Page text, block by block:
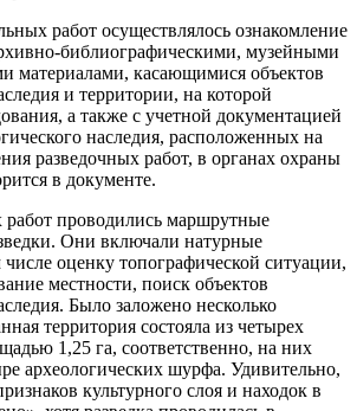
работ осуществлялось ознакомление
библиографическими, музейными
материалами, касающимися объектов
и территории, на которой
а также с учетной документацией
наследия, расположенных на
разведочных работ, в органах охраны
в документе.
проводились маршрутные
Они включали натурные
оценку топографической ситуации,
местности, поиск объектов
Было заложено несколько
территория состояла из четырех
1,25 га, соответственно, на них
археологических шурфа. Удивительно,
культурного слоя и находок в